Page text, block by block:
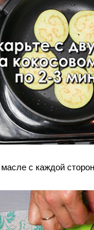
с каждой